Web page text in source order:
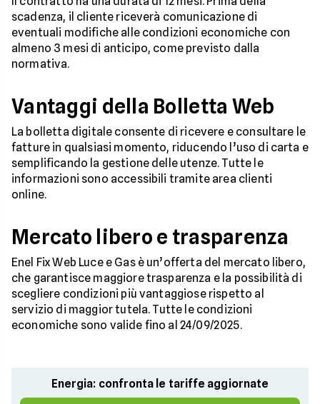
scadenza, il cliente riceverà comunicazione di
eventuali modifiche alle condizioni economiche con
almeno 3 mesi di anticipo, come previsto dalla
normativa.
Vantaggi della Bolletta Web
La bolletta digitale consente di ricevere e consultare le
fatture in qualsiasi momento, riducendo l’uso di carta e
semplificando la gestione delle utenze. Tutte le
informazioni sono accessibili tramite area clienti
online.
Mercato libero e trasparenza
Enel Fix Web Luce e Gas è un’offerta del mercato libero,
che garantisce maggiore trasparenza e la possibilità di
scegliere condizioni più vantaggiose rispetto al
servizio di maggior tutela. Tutte le condizioni
economiche sono valide fino al 24/09/2025.
Energia: confronta le tariffe aggiornate